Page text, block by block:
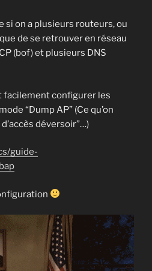
si on a plusieurs routeurs, ou
de se retrouver en réseau
(bof) et plusieurs DNS
facilement configurer les
“Dump AP” (Ce qu’on
déversoir”…)
guide-